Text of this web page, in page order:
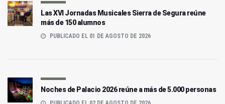
Las XVI Jornadas Musicales Sierra de Segura reúne
más de 150 alumnos
PUBLICADO EL 01 DE AGOSTO DE 2026
Noches de Palacio 2026 reúne a más de 5.000 personas